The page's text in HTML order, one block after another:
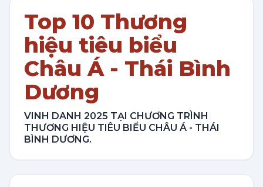
Top 10 Thương
hiệu tiêu biểu
Châu Á - Thái Bình
Dương
VINH DANH 2025 TẠI CHƯƠNG TRÌNH
THƯƠNG HIỆU TIÊU BIỂU CHÂU Á - THÁI
BÌNH DƯƠNG.